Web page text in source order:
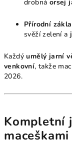
drobná orsej
Přírodní
svěží zelení a
Každýumělý jarní
venkovní, takže
2026.
Kompletní
maceškami